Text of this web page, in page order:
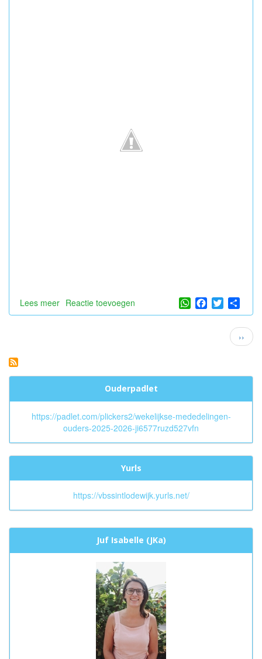
Lees meer over
Hiep
!
Reactie toevoegen WhatsApp
Facebook
Twitter
››
Ouderpadlet
https://padlet.com/plickers2/wekelijkse-mededelingen-
ouders-2025-2026-ji6577ruzd527vfn
Yurls
https://vbssintlodewijk.yurls.net/
Juf Isabelle (JKa)